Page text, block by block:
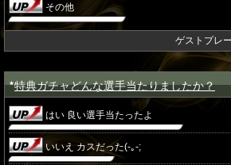
その他
ゲストプレ
★特典ガチャどんな選手当たりましたか？
はい 良い選手当たったよ
いいえ カスだった(-｡-;